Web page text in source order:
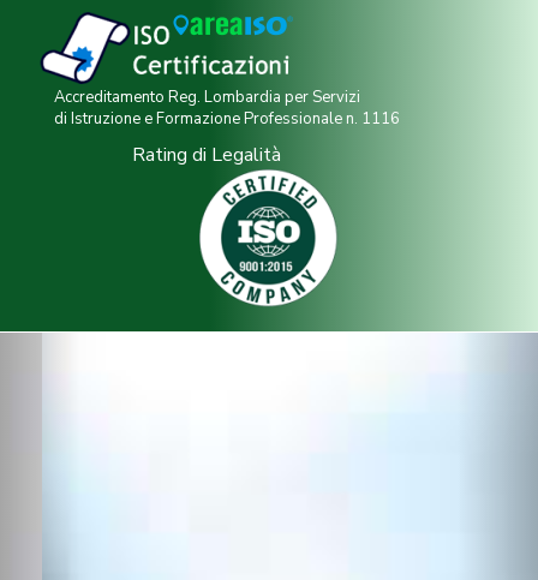
Accreditamento Reg. Lombardia per Servizi
di Istruzione e Formazione Professionale n. 1116
Rating di Legalità